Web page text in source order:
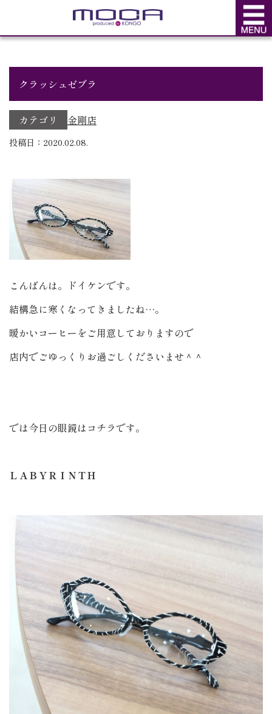
BLOG
クラッシュゼブラ
カテゴリ 金剛店
投稿日：2020.02.08.
こんばんは。ドイケンです。
結構急に寒くなってきましたね…。
暖かいコーヒーをご用意しておりますので
店内でごゆっくりお過ごしくださいませ＾＾
では今日の眼鏡はコチラです。
ＬＡＢＹＲＩＮＴＨ